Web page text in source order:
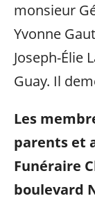
monsieur
Yvonne
Joseph-Élie
Guay. Il
Les
parents et
Funéraire
boulevard